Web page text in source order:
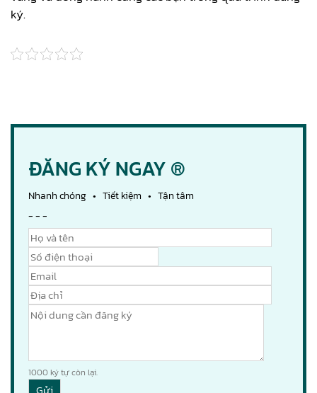
ký.
ĐĂNG KÝ NGAY ®
Nhanh chóng • Tiết kiệm • Tận tâm
- - -
1000 ký tự còn lại.